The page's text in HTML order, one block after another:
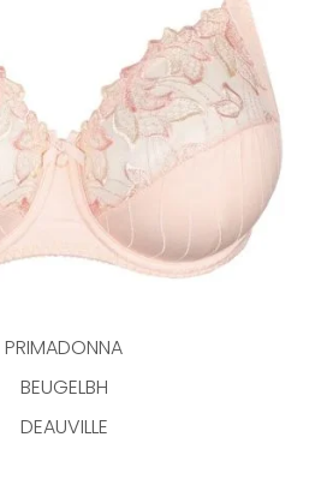
PRIMADONNA
BEUGELBH
DEAUVILLE